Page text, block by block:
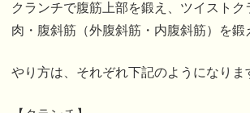
クランチで腹筋上部を鍛え、ツイスト
肉・腹斜筋（外腹斜筋・内腹斜筋）を鍛
やり方は、それぞれ下記のようになりま